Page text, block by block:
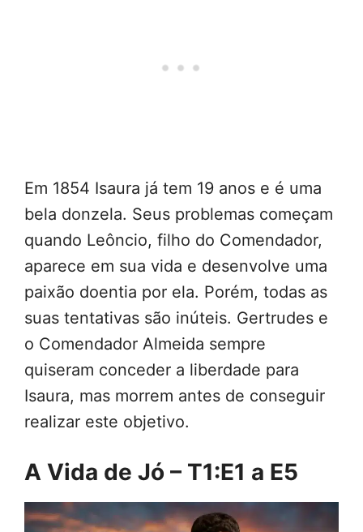
Em 1854 Isaura já tem 19 anos e é uma
bela donzela. Seus problemas começam
quando Leôncio, filho do Comendador,
aparece em sua vida e desenvolve uma
paixão doentia por ela. Porém, todas as
suas tentativas são inúteis. Gertrudes e
o Comendador Almeida sempre
quiseram conceder a liberdade para
Isaura, mas morrem antes de conseguir
realizar este objetivo.
A Vida de Jó – T1:E1 a E5